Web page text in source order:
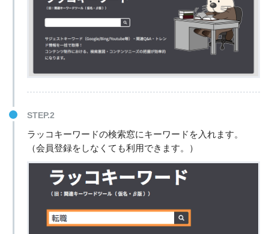
STEP.2
ラッコキーワードの検索窓にキーワードを入れます。
（会員登録をしなくても利用できます。）